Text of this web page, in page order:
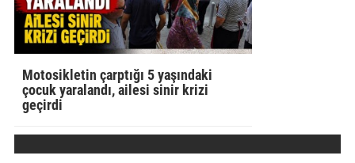
Motosikletin çarptığı 5 yaşındaki
çocuk yaralandı, ailesi sinir krizi
geçirdi